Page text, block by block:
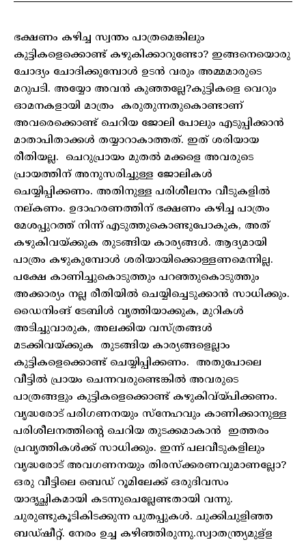
ഭക്ഷണം കഴിച്ച സ്വന്തം പാത്രമെങ്കിലും
കുട്ടികളെക്കൊണ്ട് കഴുകിക്കാറുണ്ടോ? ഇങ്ങനെയൊരു
ചോദ്യം ചോദിക്കുമ്പോൾ ഉടൻ വരും അമ്മമാരുടെ
മറുപടി. അയ്യോ അവൻ കുഞ്ഞല്ലേ?കുട്ടികളെ വെറും
ഓമനകളായി മാത്രം കരുതുന്നതുകൊണ്ടാണ്
അവരെക്കൊണ്ട് ചെറിയ ജോലി പോലും എടുപ്പിക്കാൻ
മാതാപിതാക്കൾ തയ്യാറാകാത്തത്. ഇത് ശരിയായ
രീതിയല്ല. ചെറുപ്രായം മുതൽ മക്കളെ അവരുടെ
പ്രായത്തിന് അനുസരിച്ചുള്ള ജോലികൾ
ചെയ്യിപ്പിക്കണം. അതിനുള്ള പരിശീലനം വീടുകളിൽ
നല്കണം. ഉദാഹരണത്തിന് ഭക്ഷണം കഴിച്ച പാത്രം
മേശപ്പുറത്ത് നിന്ന് എടുത്തുകൊണ്ടുപോകുക, അത്
കഴുകിവയ്ക്കുക തുടങ്ങിയ കാര്യങ്ങൾ. ആദ്യമായി
പാത്രം കഴുകുമ്പോൾ ശരിയായിക്കൊള്ളണമെന്നില്ല.
പക്ഷേ കാണിച്ചുകൊടുത്തും പറഞ്ഞുകൊടുത്തും
അക്കാര്യം നല്ല രീതിയിൽ ചെയ്യിച്ചെടുക്കാൻ സാധിക്കും.
ഡൈനിംങ് ടേബിൾ വൃത്തിയാക്കുക, മുറികൾ
അടിച്ചുവാരുക, അലക്കിയ വസ്ത്രങ്ങൾ
മടക്കിവയ്ക്കുക തുടങ്ങിയ കാര്യങ്ങളെല്ലാം
കുട്ടികളെക്കൊണ്ട് ചെയ്യിപ്പിക്കണം. അതുപോലെ
വീട്ടിൽ പ്രായം ചെന്നവരുണ്ടെങ്കിൽ അവരുടെ
പാത്രങ്ങളും കുട്ടികളെക്കൊണ്ട് കഴുകിവ്യ്പിക്കണം.
വൃദ്ധരോട് പരിഗണനയും സ്നേഹവും കാണിക്കാനുള്ള
പരിശീലനത്തിന്റെ ചെറിയ തുടക്കമാകാൻ ഇത്തരം
പ്രവൃത്തികൾക്ക് സാധിക്കും. ഇന്ന് പലവീടുകളിലും
വൃദ്ധരോട് അവഗണനയും തിരസ്‌ക്കരണവുമാണല്ലോ?
ഒരു വീട്ടിലെ ബെഡ് റൂമിലേക്ക് ഒരുദിവസം
യാദൃച്ഛികമായി കടന്നുചെല്ലേണ്ടതായി വന്നു.
ചുരുണ്ടുകൂടികിടക്കുന്ന പുതപ്പുകൾ. ചുക്കിചുളിഞ്ഞ
ബഡ്ഷീറ്റ്. നേരം ഉച്ച കഴിഞ്ഞിരുന്നു.സ്വാതന്ത്ര്യമുള്ള